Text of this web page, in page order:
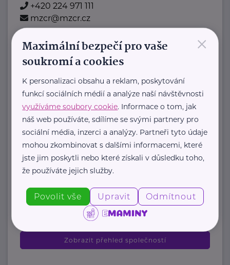
+420 224 971 111
mzcr@mzcr.cz
Nadační fond pro předčasně
narozené děti
Nadační fond pro předčasně
narozené děti je nezisková organizace
, která pomáhá rodinám předčasně
narozených dětí.
Fond ...
https://predcasnenarozenedeti.cz/
+420 774 561 207
petra@predcasnenarozenedeti.cz
Zobrazit přehled společností
×
Maximální bezpečí pro vaše
soukromí a cookies
K personalizaci obsahu a reklam, poskytování
funkcí sociálních médií a analýze naší návštěvnosti
využíváme soubory cookie. Informace o tom, jak
náš web používáte, sdílíme se svými partnery pro
sociální média, inzerci a analýzy. Partneři tyto údaje
mohou zkombinovat s dalšími informacemi, které
jste jim poskytli nebo které získali v důsledku toho,
že používáte jejich služby.
Povolit vše Upravit Odmítnout